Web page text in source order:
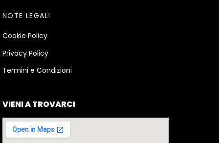
NOTE LEGALI
Cookie Policy
Privacy Policy
Termini e Condizioni
VIENI A TROVARCI